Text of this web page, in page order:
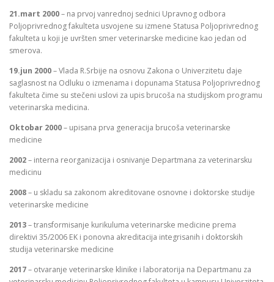
21.mart 2000– na prvoj vanrednoj sednici Upravnog odbora
Poljoprivrednog fakulteta usvojene su izmene Statusa Poljoprivrednog
fakulteta u koji je uvršten smer veterinarske medicine kao jedan od
smerova.
19.jun 2000– Vlada R.Srbije na osnovu Zakona o Univerzitetu daje
saglasnost na Odluku o izmenama i dopunama Statusa Poljoprivrednog
fakulteta čime su stečeni uslovi za upis brucoša na studijskom programu
veterinarska medicina.
Oktobar 2000– upisana prva generacija brucoša veterinarske
medicine
2002– interna reorganizacija i osnivanje Departmana za veterinarsku
medicinu
2008– u skladu sa zakonom akreditovane osnovne i doktorske studije
veterinarske medicine
2013– transformisanje kurikuluma veterinarske medicine prema
direktivi 35/2006 EK i ponovna akreditacija integrisanih i doktorskih
studija veterinarske medicine
2017– otvaranje veterinarske klinike i laboratorija na Departmanu za